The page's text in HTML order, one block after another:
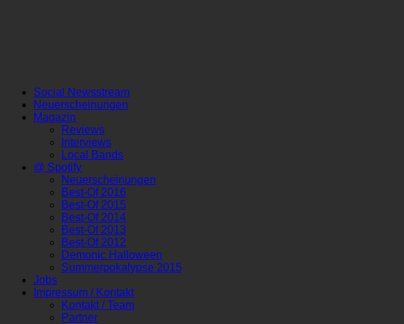
Social Newsstream
Neuerscheinungen
Magazin
Reviews
Interviews
Local Bands
@ Spotify
Neuerscheinungen
Best-Of 2016
Best-Of 2015
Best-Of 2014
Best-Of 2013
Best-Of 2012
Demonic Halloween
Summerpokalypse 2015
Jobs
Impressum / Kontakt
Kontakt / Team
Partner